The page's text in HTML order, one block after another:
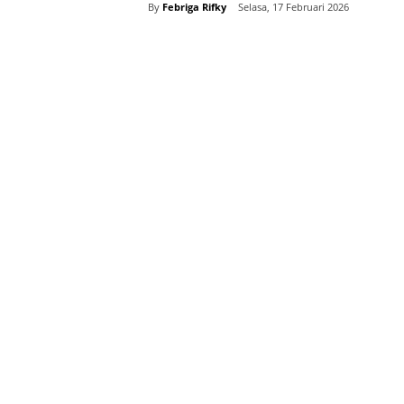
By Febriga Rifky Selasa, 17 Februari 2026